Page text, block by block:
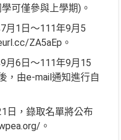
可僅參與上學期)。
月1日～111年9月5
ZA5aEp。
月6日～111年9月15
，由e-mail通知進行自
日，錄取名單將公布
。